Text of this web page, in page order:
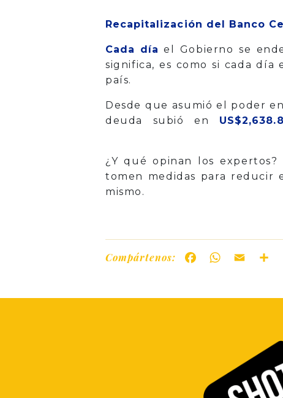
Recapitalización del Banco
Cada día el Gobierno se
significa, es como si cada día
país.
Desde que asumió el poder
deuda subió en
¿Y qué opinan los expertos?
tomen medidas para reducir
mismo.
Compártenos: FacebookWhatsApp
Email